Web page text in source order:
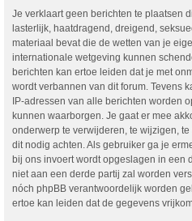
Je verklaart geen berichten te plaatsen
lasterlijk, haatdragend, dreigend,
materiaal bevat die de wetten van je
internationale wetgeving kunnen
berichten kan ertoe leiden dat je met
wordt verbannen van dit forum. Tevens
IP-adressen van alle berichten worden
kunnen waarborgen. Je gaat er mee
onderwerp te verwijderen, te wijzigen,
dit nodig achten. Als gebruiker ga je
bij ons invoert wordt opgeslagen in een
niet aan een derde partij zal worden
nóch phpBB verantwoordelijk worden
ertoe kan leiden dat de gegevens